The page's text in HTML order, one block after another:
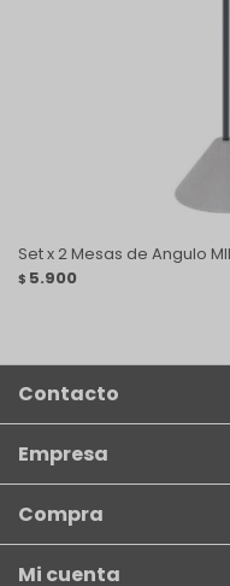
Set x 2 Mesas de Angulo
$ 5.900
Contacto
Empresa
Compra
Mi cuenta